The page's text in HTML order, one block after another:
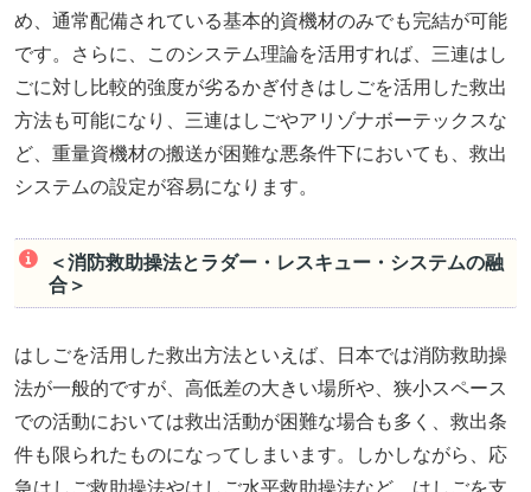
め、通常配備されている基本的資機材のみでも完結が可能
です。さらに、このシステム理論を活用すれば、三連はし
ごに対し比較的強度が劣るかぎ付きはしごを活用した救出
方法も可能になり、三連はしごやアリゾナボーテックスな
ど、重量資機材の搬送が困難な悪条件下においても、救出
システムの設定が容易になります。
＜消防救助操法とラダー・レスキュー・システムの融
合＞
はしごを活用した救出方法といえば、日本では消防救助操
法が一般的ですが、高低差の大きい場所や、狭小スペース
での活動においては救出活動が困難な場合も多く、救出条
件も限られたものになってしまいます。しかしながら、応